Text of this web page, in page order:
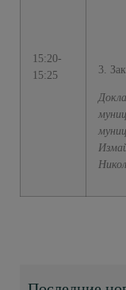
15:20-
15:25
3.